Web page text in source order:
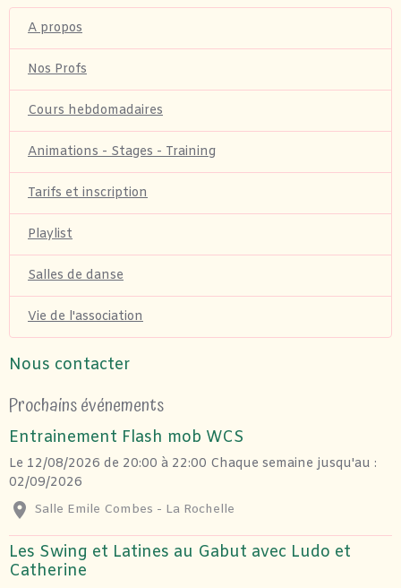
A propos
Nos Profs
Cours hebdomadaires
Animations - Stages - Training
Tarifs et inscription
Playlist
Salles de danse
Vie de l'association
Nous contacter
Prochains événements
Entrainement Flash mob WCS
Le 12/08/2026 de 20:00 à 22:00 Chaque semaine jusqu'au :
02/09/2026
Salle Emile Combes - La Rochelle
Les Swing et Latines au Gabut avec Ludo et
Catherine